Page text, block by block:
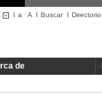
I a ·A I BuscarI Directorio
de